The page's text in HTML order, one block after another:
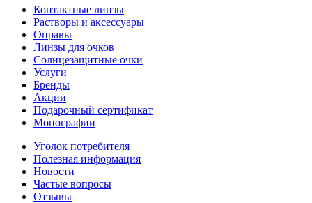
Контактные линзы
Растворы и аксессуары
Оправы
Линзы для очков
Солнцезащитные очки
Услуги
Бренды
Акции
Подарочный сертификат
Монографии
Уголок потребителя
Полезная информация
Новости
Частые вопросы
Отзывы